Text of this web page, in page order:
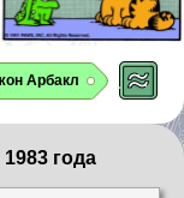
Арбакл
года